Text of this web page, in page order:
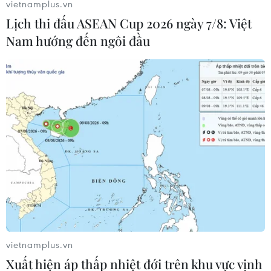
Mỹ yêu cầu BP trả hơn 20 tỷ USD cho sự cố
tràn dầu trên Vịnh Mexico
06/10/2015 02:42
Tập đoàn dầu khí British Petroleum (BP) sẽ phải trả
khoản tiền kỷ lục là 20,8 tỷ USD nhằm giải quyết các
yêu cầu bồi thường thiệt hại sau sự cố dầu tràn của
hãng tại Vịnh Mexico năm 2010.
vietnamplus.vn
Lịch thi đấu ASEAN Cup 2026 ngày 7/8: Việt
Nam hướng đến ngôi đầu
vietnamplus.vn
Xuất hiện áp thấp nhiệt đới trên khu vực vịnh